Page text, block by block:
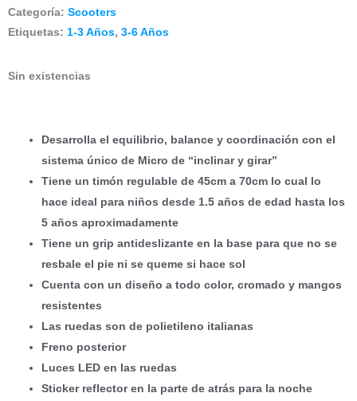
original
S/452.00.
Categoría: Scooters
Etiquetas: 1-3 Años, 3-6 Años
Sin existencias
Desarrolla el equilibrio, balance y coordinación con el
sistema único de Micro de “inclinar y girar”
Tiene un timón regulable de 45cm a 70cm lo cual lo
hace ideal para niños desde 1.5 años de edad hasta los
5 años aproximadamente
Tiene un grip antideslizante en la base para que no se
resbale el pie ni se queme si hace sol
Cuenta con un diseño a todo color, cromado y mangos
resistentes
Las ruedas son de polietileno italianas
Freno posterior
Luces LED en las ruedas
Sticker reflector en la parte de atrás para la noche